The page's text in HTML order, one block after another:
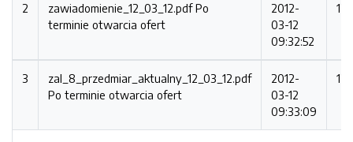
2 zawiadomienie_12_03_12.pdfPo
terminie otwarcia ofert
2012-
03-12
09:32:52
3
zal_8_przedmiar_aktualny_12_03_12.pdf
Po terminie otwarcia ofert
2012-
03-12
09:33:09